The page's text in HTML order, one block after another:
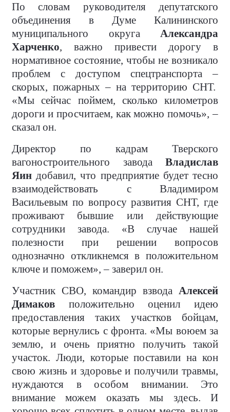
По словам руководителя депутатского
объединения в Думе Калининского
муниципального округа Александра
Харченко, важно привести дорогу в
нормативное состояние, чтобы не возникало
проблем с доступом спецтранспорта –
скорых, пожарных – на территорию СНТ.
«Мы сейчас поймем, сколько километров
дороги и просчитаем, как можно помочь», –
сказал он.
Директор по кадрам Тверского
вагоностроительного завода Владислав
Яин добавил, что предприятие будет тесно
взаимодействовать с Владимиром
Васильевым по вопросу развития СНТ, где
проживают бывшие или действующие
сотрудники завода. «В случае нашей
полезности при решении вопросов
однозначно откликнемся в положительном
ключе и поможем», – заверил он.
Участник СВО, командир взвода Алексей
Димаков положительно оценил идею
предоставления таких участков бойцам,
которые вернулись с фронта. «Мы воюем за
землю, и очень приятно получить такой
участок. Люди, которые поставили на кон
свою жизнь и здоровье и получили травмы,
нуждаются в особом внимании. Это
внимание можем оказать мы здесь. И